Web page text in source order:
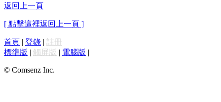
返回上一頁
[ 點擊這裡返回上一頁 ]
首頁 | 登錄 | 註冊
標準版 | 觸屏版 | 電腦版 |
© Comsenz Inc.